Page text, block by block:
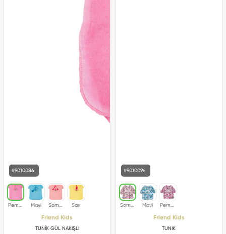
#9010086
Friend Kids
TUNİK GÜL NAKIŞLI
#9010096
Friend Kids
TUNIK